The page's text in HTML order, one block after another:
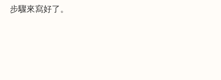
步驟來寫好了。